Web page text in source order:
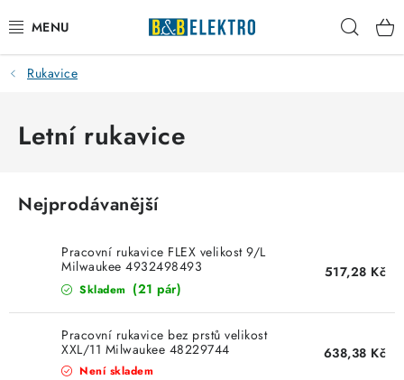
na
obsah
Reklamace / Vrácení zboží
Blog
VYTÁPĚNÍ
VYPÍNAČE
ELEKTROMATERIÁL
JISTIČE
Rukavice
Letní rukavice
Nejprodávanější
Pracovní rukavice FLEX velikost 9/L
Milwaukee 4932498493
Skladem (21 pár)
517,28 Kč
Pracovní rukavice bez prstů velikost
XXL/11 Milwaukee 48229744
Není skladem
638,38 Kč